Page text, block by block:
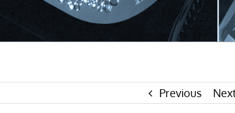
Previous